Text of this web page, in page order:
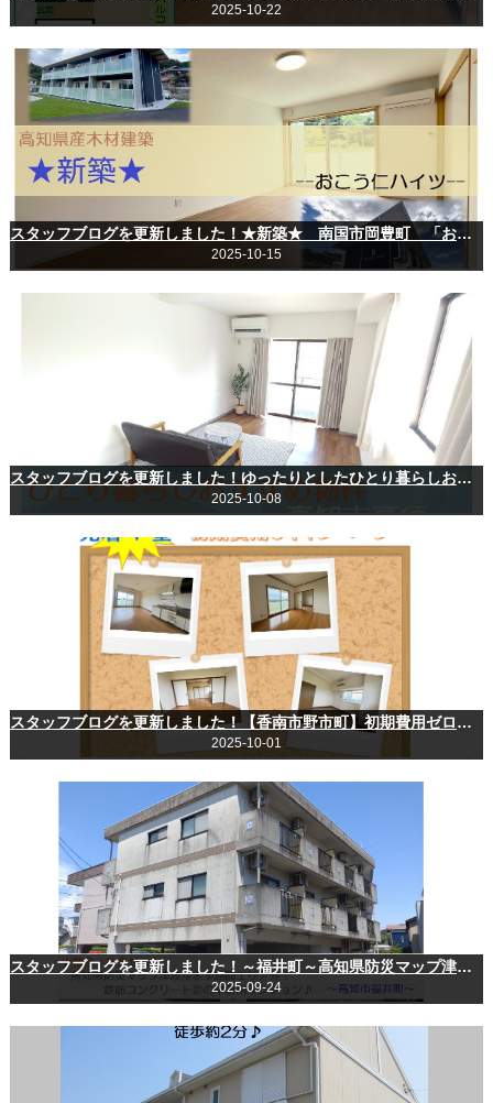
2025-10-22
スタッフブログを更新しました！★新築★ 南国市岡豊町 「おこう仁ハイツ」大公開！
2025-10-15
スタッフブログを更新しました！ゆったりとしたひとり暮らしおすすめ物件♪
2025-10-08
スタッフブログを更新しました！【香南市野市町】初期費用ゼロキャンペーン実施中！全室洋室タイプの3LDK♪
2025-10-01
スタッフブログを更新しました！～福井町～高知県防災マップ津波浸水予測図エリア外の賃貸物件♪
2025-09-24